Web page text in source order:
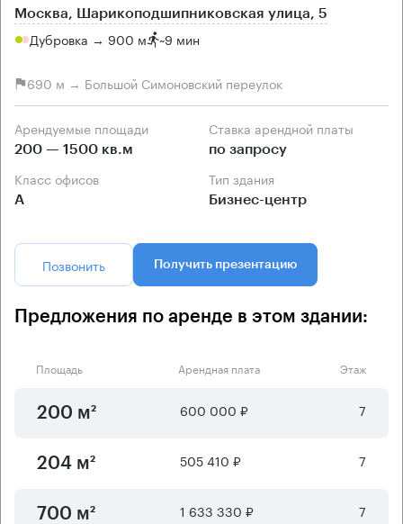
Москва, Шарикоподшипниковская улица, 5
Дубровка → 900 м ~9 мин
690 м → Большой Симоновский переулок
Арендуемые площади
200 — 1500 кв.м
Ставка арендной платы
по запросу
Класс офисов
А
Тип здания
Бизнес-центр
Позвонить Получить презентацию
Предложения по аренде в этом здании:
Площадь Арендная плата Этаж
200 м² 600 000 ₽ 7
204 м² 505 410 ₽ 7
700 м² 1 633 330 ₽ 7